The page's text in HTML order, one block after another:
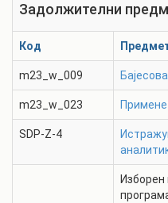
Задолжителни
Код
m23_w_009
m23_w_023
SDP-Z-4